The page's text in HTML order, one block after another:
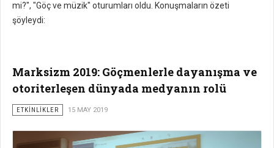
mi?", "Göç ve müzik" oturumları oldu. Konuşmaların özeti
şöyleydi:
Marksizm 2019: Göçmenlerle dayanışma ve
otoriterleşen dünyada medyanın rolü
ETKİNLİKLER 15 MAY 2019